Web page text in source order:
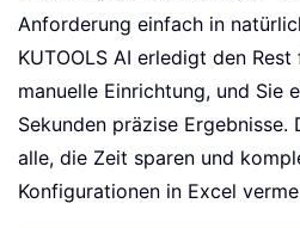
Anforderung einfach in
KUTOOLS AI erledigt den
manuelle Einrichtung, und Sie
Sekunden präzise Ergebnisse.
alle, die Zeit sparen und
Konfigurationen in Excel